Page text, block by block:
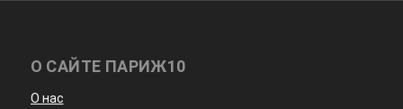
О САЙТЕ ПАРИЖ10
О нас